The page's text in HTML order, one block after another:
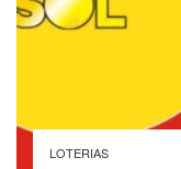
LOTERIAS